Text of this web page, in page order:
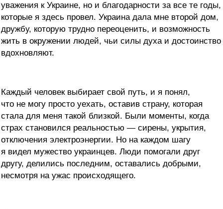
уважения к Украине, но и благодарности за все те годы,
которые я здесь провел. Украина дала мне второй дом,
дружбу, которую трудно переоценить, и возможность
жить в окружении людей, чьи силы духа и достоинство
вдохновляют.
Каждый человек выбирает свой путь, и я понял,
что не могу просто уехать, оставив страну, которая
стала для меня такой близкой. Были моменты, когда
страх становился реальностью — сирены, укрытия,
отключения электроэнергии. Но на каждом шагу
я видел мужество украинцев. Люди помогали друг
другу, делились последним, оставались добрыми,
несмотря на ужас происходящего.